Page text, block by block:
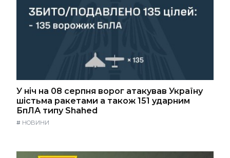
У ніч на 08 серпня ворог атакував Україну
шістьма ракетами а також 151 ударним
БпЛА типу Shahed
# НОВИНИ